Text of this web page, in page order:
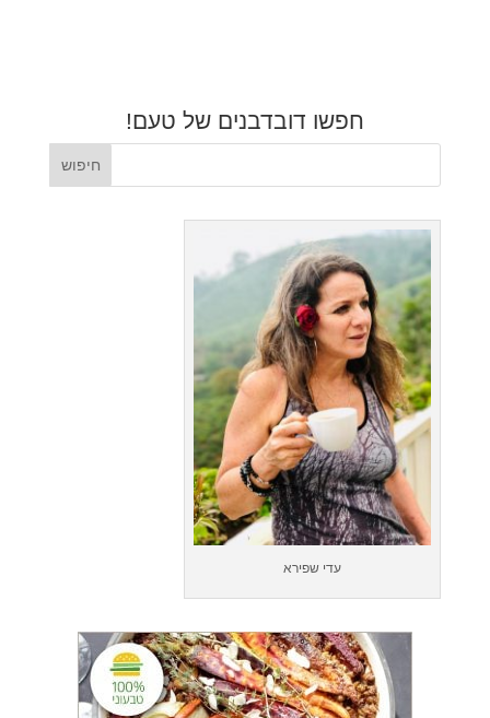
חפשו דובדבנים של טעם!
עדי שפירא